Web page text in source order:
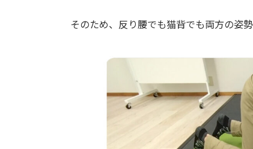
そのため、反り腰でも猫背でも両方の姿